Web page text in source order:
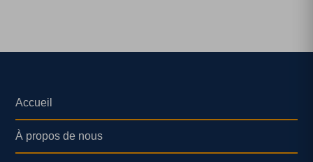
Accueil
À propos de nous